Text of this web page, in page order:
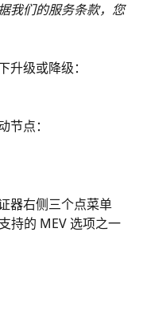
我们的服务条款，您
级或降级：
点：
器右侧三个点菜单
持的 MEV 选项之一